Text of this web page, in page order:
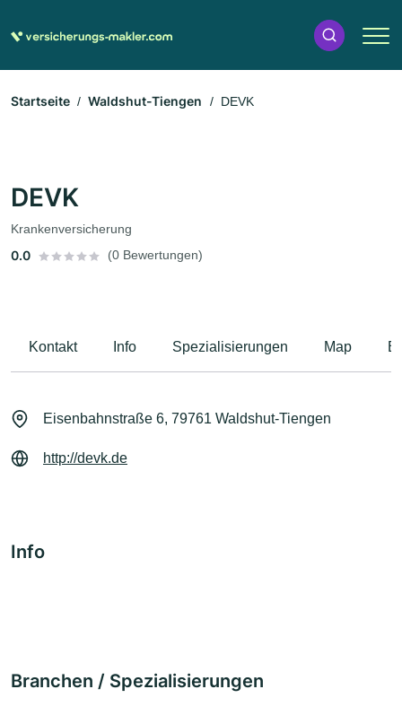
Startseite Waldshut-Tiengen DEVK
DEVK
Krankenversicherung
0.0 (0 Bewertungen)
Kontakt Info Spezialisierungen Map
Eisenbahnstraße 6, 79761 Waldshut-Tiengen
http://devk.de
Info
Branchen / Spezialisierungen